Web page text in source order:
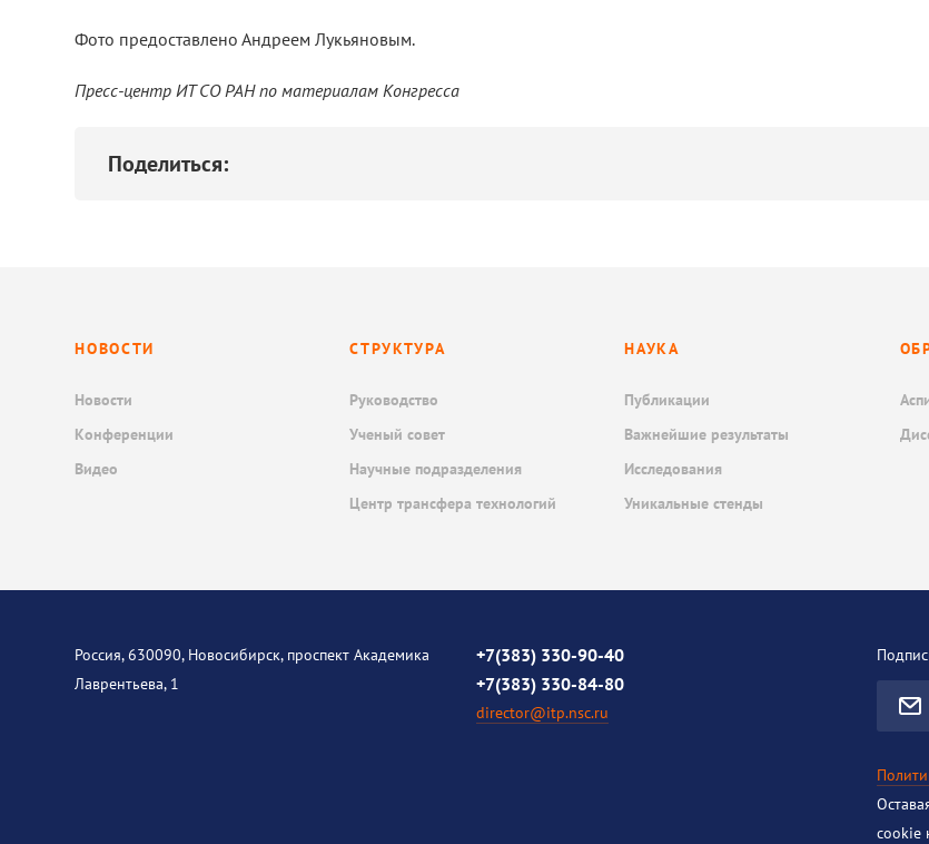
Фото предоставлено Андреем Лукьяновым.
Пресс-центр ИТ СО РАН по материалам Конгресса
Поделиться:
НОВОСТИ
Новости
Конференции
Видео
СТРУКТУРА
Руководство
Ученый совет
Научные подразделения
Центр трансфера технологий
НАУКА
Публикации
Важнейшие результаты
Исследования
Уникальные стенды
Россия, 630090, Новосибирск, проспект Академика
Лаврентьева, 1
+7(383) 330-90-40
+7(383) 330-84-80
director@itp.nsc.ru
cookie